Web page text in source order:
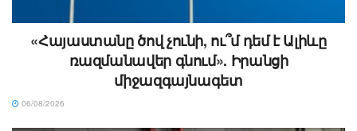
«Հայաստանը ծով չունի, ու՞մ դեմ է Ալիևը
ռազմանավեր գնում». Իրանցի
միջազգայնագետ
06/08/2026